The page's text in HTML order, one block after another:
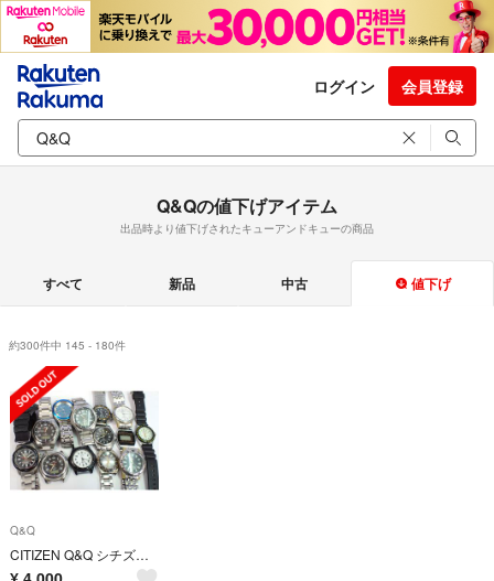
ログイン 会員登録
Q&Qの値下げアイテム
出品時より値下げされたキューアンドキューの商品
すべて 新品 中古 値下げ
約300件中 145 - 180件
Q&Q
CITIZEN Q&Q シチズン キューアンドキュー 腕時計 14点